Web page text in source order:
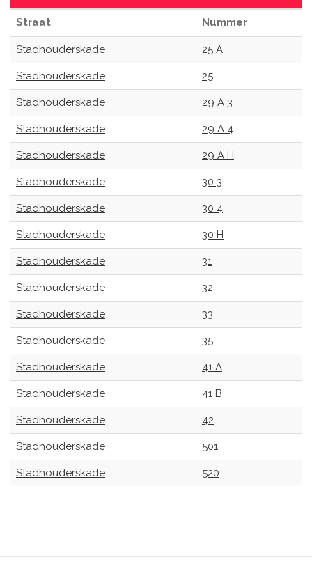
Straat Nummer
Stadhouderskade 25 A
Stadhouderskade 25
Stadhouderskade 29 A 3
Stadhouderskade 29 A 4
Stadhouderskade 29 A H
Stadhouderskade 30 3
Stadhouderskade 30 4
Stadhouderskade 30 H
Stadhouderskade 31
Stadhouderskade 32
Stadhouderskade 33
Stadhouderskade 35
Stadhouderskade 41 A
Stadhouderskade 41 B
Stadhouderskade 42
Stadhouderskade 501
Stadhouderskade 520